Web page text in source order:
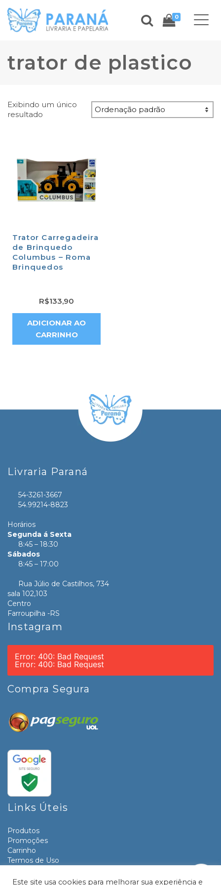
0
trator de plastico
Exibindo um único
resultado
Trator Carregadeira
de Brinquedo
Columbus – Roma
Brinquedos
R$133,90
ADICIONAR AO
CARRINHO
Livraria Paraná
54-3261-3667
54.99214-8823
Horários
Segunda á Sexta
8:45 – 18:30
Sábados
8:45 – 17:00
Rua Júlio de Castilhos, 734
sala 102,103
Centro
Farroupilha -RS
Instagram
Error: 400: Bad Request
Error: 400: Bad Request
Compra Segura
Links Úteis
Produtos
Promoções
Carrinho
Termos de Uso
Contato
Este site usa cookies para melhorar sua experiência e